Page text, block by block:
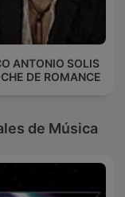
ANTONIO SOLIS
DE ROMANCE
de Música